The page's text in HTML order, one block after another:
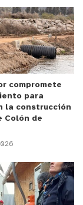
57
no solo
sino que
promedios
y particulares
y 264 en
escuela se
del
7 estudiantes,
docente y un
de
compromete
para
la construcción
Colón de